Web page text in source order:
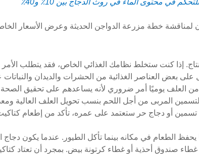
لمناقشة خطة مزرعة الدواجن الحديثة وعرض الأسعار
إذا كنت ستخلط نظامك الغذائي الخاص، فقد يتطلب الأمر
بعض العناصر الغذائية من الحشرات والديدان والنباتات
من العلف يوميًا أمر ضروري لأنه يساعدهم على تحقيق
المربى من أجل اللحم بنسب تحويل العلف العالية
أو دجاج حر ستعتمد على عمره، تأكد من إطعام كتاكيت
يحفظ الطعام في مكانه بينما تأكل الطيور. عندما يكون
صندوق أحذية أو غطاء كرتونة بيض. بمجرد أن تعتاد